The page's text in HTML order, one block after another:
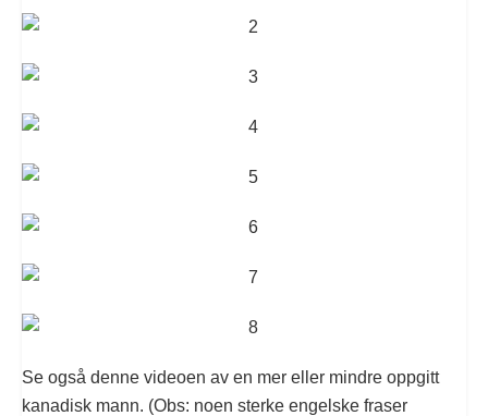
Se også denne videoen av en mer eller mindre oppgitt
kanadisk mann. (Obs: noen sterke engelske fraser